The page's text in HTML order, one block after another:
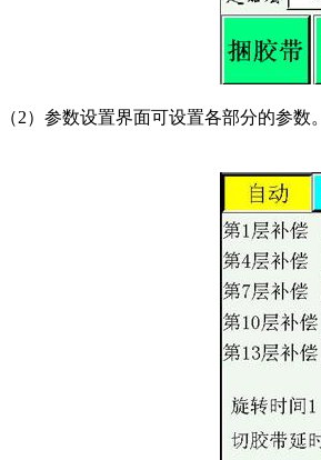
（2）参数设置界面可设置各部分的参数。